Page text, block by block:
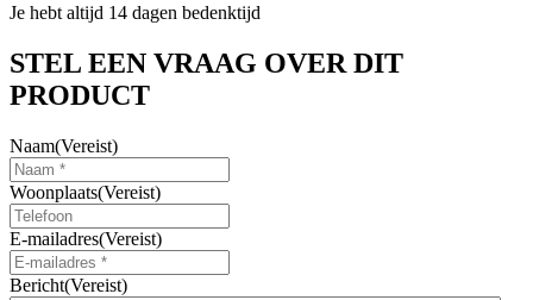
Je hebt altijd 14 dagen bedenktijd
STEL EEN VRAAG OVER DIT
PRODUCT
Naam(Vereist)
Woonplaats(Vereist)
E-mailadres(Vereist)
Bericht(Vereist)